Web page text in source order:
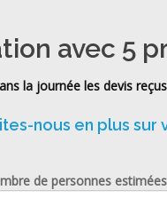
avec 5
la journée les devis
nous en plus
de personnes estimées